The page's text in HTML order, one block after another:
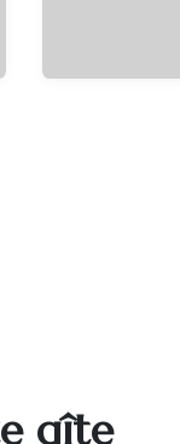
gîte